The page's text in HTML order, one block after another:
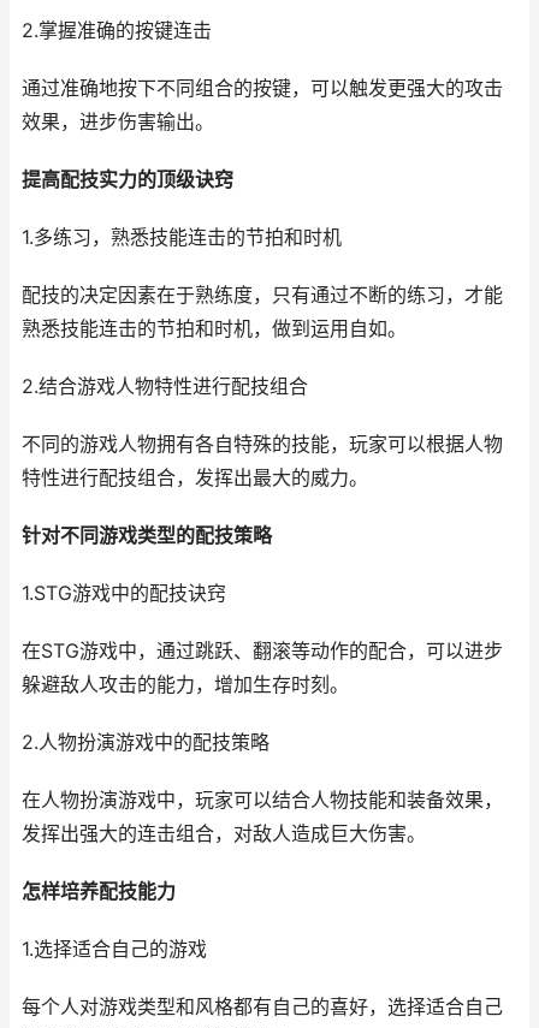
2.掌握准确的按键连击
通过准确地按下不同组合的按键，可以触发更强大的攻击
效果，进步伤害输出。
提高配技实力的顶级诀窍
1.多练习，熟悉技能连击的节拍和时机
配技的决定因素在于熟练度，只有通过不断的练习，才能
熟悉技能连击的节拍和时机，做到运用自如。
2.结合游戏人物特性进行配技组合
不同的游戏人物拥有各自特殊的技能，玩家可以根据人物
特性进行配技组合，发挥出最大的威力。
针对不同游戏类型的配技策略
1.STG游戏中的配技诀窍
在STG游戏中，通过跳跃、翻滚等动作的配合，可以进步
躲避敌人攻击的能力，增加生存时刻。
2.人物扮演游戏中的配技策略
在人物扮演游戏中，玩家可以结合人物技能和装备效果，
发挥出强大的连击组合，对敌人造成巨大伤害。
怎样培养配技能力
1.选择适合自己的游戏
每个人对游戏类型和风格都有自己的喜好，选择适合自己